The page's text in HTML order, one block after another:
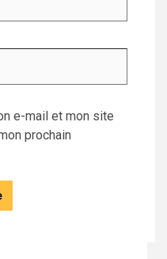
e-mail et mon site
prochain